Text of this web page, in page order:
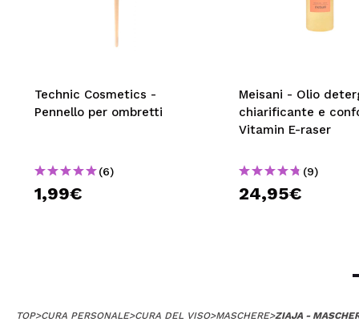
Technic Cosmetics -
Pennello per ombretti
(6)
1,99€
Meisani - Olio
chiarificante e
Vitamin E-raser
(9)
24,95€
TOP>CURA PERSONALE>CURA DEL VISO>MASCHERE>ZIAJA -